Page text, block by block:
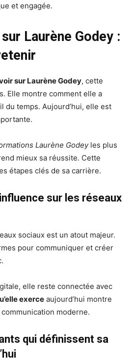
et engagée.
Laurène Godey :
sur Laurène Godey, cette
Elle montre comment elle a
du temps. Aujourd’hui, elle est
Laurène Godeyles plus
mieux sa réussite. Cette
étapes clés de sa carrière.
sur les réseaux
sociaux est un atout majeur.
pour communiquer et créer
elle reste connectée avec
exerce aujourd’hui montre
moderne.
qui définissent sa